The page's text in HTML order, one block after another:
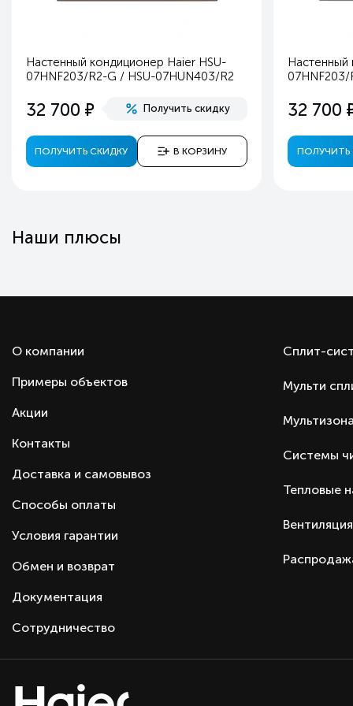
Глубина наружного блока, мм
Вес наружного блока, кг
Объем бака, л
Турбо режим
Автоматический перезапуск
Самодиагностика неисправностей
Тип оборудования
Серия
Страна бренда
Настенный кондиционер Haier HSU-
07HNF203/R2-G / HSU-07HUN403/R2
32 700 е Получить скидку
ПОЛУЧИТЬ СКИДКУ В КОРЗИНУ
Настенный
07HNF203/
32 700
ПОЛУЧИТЬ
Наши плюсы
О компании
Примеры объектов
Акции
Контакты
Доставка и самовывоз
Способы оплаты
Условия гарантии
Обмен и возврат
Документация
Сотрудничество
Сплит-
Мульти
Системы
Тепловые
Вентиляция